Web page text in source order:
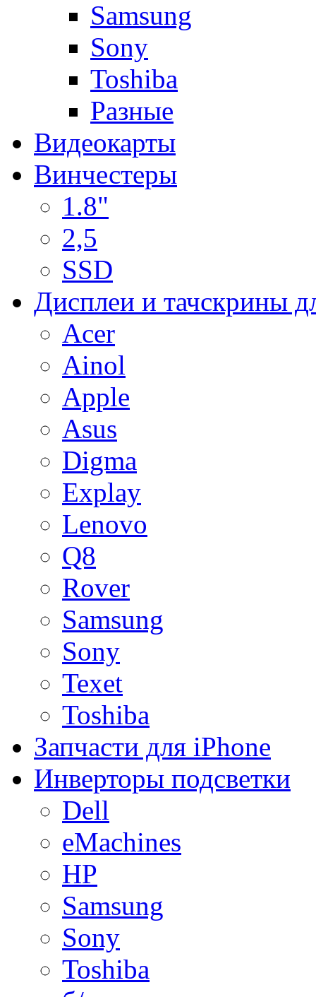
Samsung
Sony
Toshiba
Разные
Видеокарты
Винчестеры
1.8"
2,5
SSD
Дисплеи и тачскрины
Acer
Ainol
Apple
Asus
Digma
Explay
Lenovo
Q8
Rover
Samsung
Sony
Texet
Toshiba
Запчасти для iPhone
Инверторы подсветки
Dell
eMachines
HP
Samsung
Sony
Toshiba